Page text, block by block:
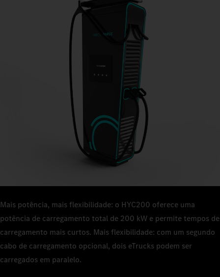
Mais potência, mais flexibilidade: o HYC200 oferece uma
potência de carregamento total de 200 kW e permite tempos de
carregamento mais curtos. Mais flexibilidade: com um segundo
cabo de carregamento opcional, dois eTrucks podem ser
carregados em paralelo.